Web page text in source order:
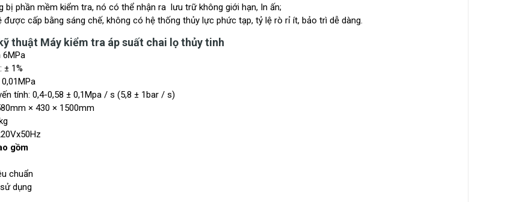
phần mềm kiểm tra, nó có thể nhận ra lưu trữ không giới hạn, In ấn;
được cấp bằng sáng chế, không có hệ thống thủy lực phức tạp, tỷ lệ rò rỉ ít, bảo trì dễ dàng.
thuật Máy kiểm tra áp suất chai lọ thủy tinh
6MPa
± 1%
tính: 0,4-0,58 ± 0,1Mpa / s (5,8 ± 1bar / s)
× 430 × 1500mm
gồm
chuẩn
dụng